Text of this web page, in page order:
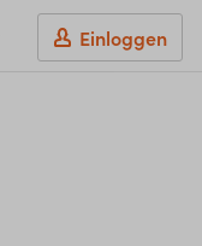
Einloggen